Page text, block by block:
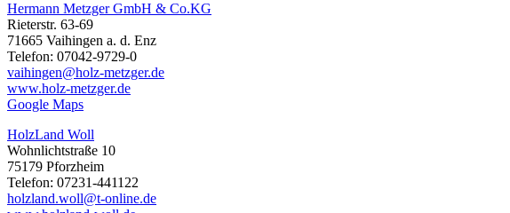
Hermann Metzger GmbH & Co.KG
Rieterstr. 63-69
71665 Vaihingen a. d. Enz
Telefon: 07042-9729-0
vaihingen@holz-metzger.de
www.holz-metzger.de
Google Maps
HolzLand Woll
Wohnlichtstraße 10
75179 Pforzheim
Telefon: 07231-441122
holzland.woll@t-online.de